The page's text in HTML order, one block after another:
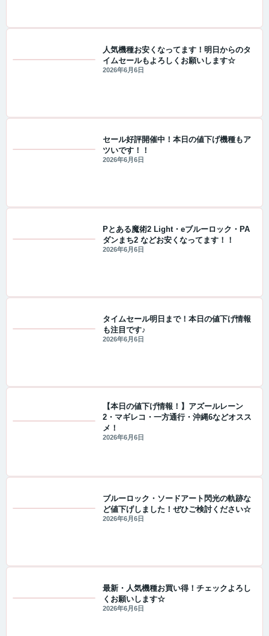
人気機種お安くなってます！明日からのタ
イムセールもよろしくお願いします☆
2026年6月6日
セール好評開催中！本日の値下げ機種もア
ツいです！！
2026年6月6日
Pとある魔術2 Light・eブルーロック・PA
ダンまち2 などお安くなってます！！
2026年6月6日
タイムセール明日まで！本日の値下げ情報
も注目です♪
2026年6月6日
【本日の値下げ情報！】アズールレーン
2・マギレコ・一方通行・沖縄6などオスス
メ！
2026年6月6日
ブルーロック・ソードアート閃光の軌跡な
ど値下げしました！ぜひご検討ください☆
2026年6月6日
最新・人気機種お買い得！チェックよろし
くお願いします☆
2026年6月6日